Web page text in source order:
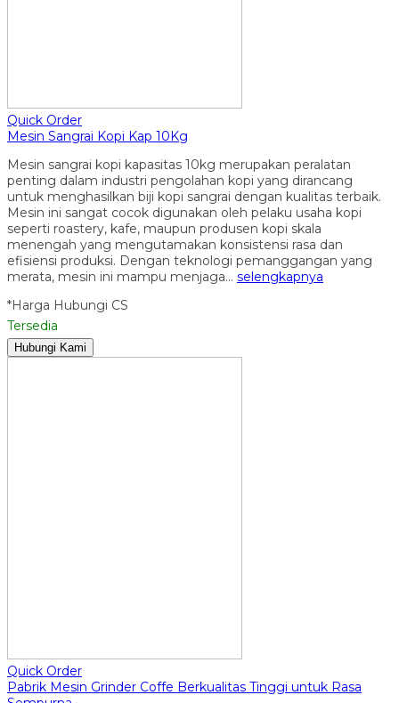
Quick Order
Mesin Sangrai Kopi Kap 10Kg
Mesin sangrai kopi kapasitas 10kg merupakan peralatan
penting dalam industri pengolahan kopi yang dirancang
untuk menghasilkan biji kopi sangrai dengan kualitas terbaik.
Mesin ini sangat cocok digunakan oleh pelaku usaha kopi
seperti roastery, kafe, maupun produsen kopi skala
menengah yang mengutamakan konsistensi rasa dan
efisiensi produksi. Dengan teknologi pemanggangan yang
merata, mesin ini mampu menjaga… selengkapnya
*Harga Hubungi CS
Tersedia
Hubungi Kami
Quick Order
Pabrik Mesin Grinder Coffe Berkualitas Tinggi untuk Rasa